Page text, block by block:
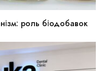
роль біодобавок